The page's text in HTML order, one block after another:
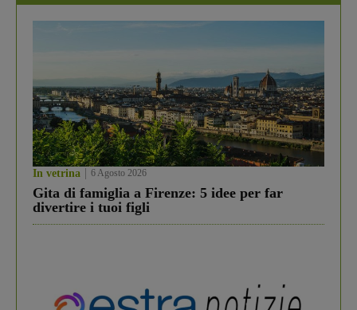
In vetrina 6 Agosto 2026
Gita di famiglia a Firenze: 5 idee per far
divertire i tuoi figli